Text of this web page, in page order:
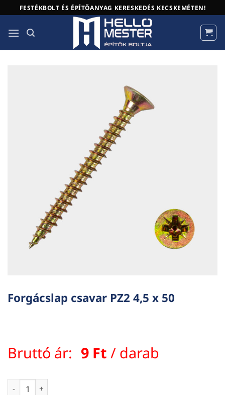
to
content
FESTÉKBOLT ÉS ÉPÍTŐANYAG KERESKEDÉS KECSKEMÉTEN!
Forgácslap csavar PZ2 4,5 x 50
Bruttó ár: 9 Ft / darab
Forgácslap csavar PZ2 4,5 x 50 mennyiség